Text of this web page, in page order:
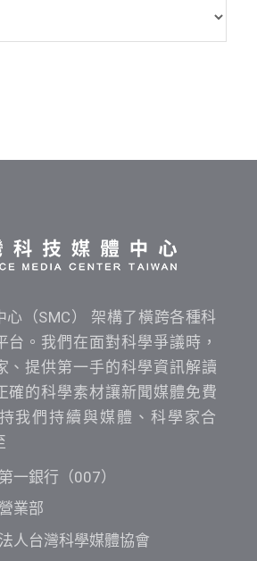
心（SMC） 架構了橫跨各種科
台。我們在面對科學爭議時，
、提供第一手的科學資訊解讀
確的科學素材讓新聞媒體免費
我們持續與媒體、科學家合
一銀行（007）
業部
人台灣科學媒體協會